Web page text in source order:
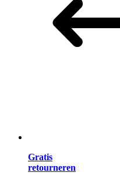
Gratis
retourneren